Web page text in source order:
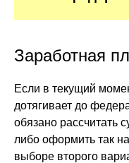
Заработная
Если в текущий
дотягивает до
обязано рассчитать
либо оформить так
выборе второго